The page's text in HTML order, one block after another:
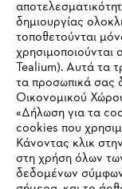
Διεθνής
Πληροφορίες
Προϊόντα
Επικοινωνία
Καριέρα
Σύστημα
δημιουργίας
τοποθετούνται
Tealium). Αυτά τα
τα προσωπικά σας
Οικονομικού
«Δήλωση για τα
cookies που
Κάνοντας κλικ
στη χρήση όλων
δεδομένων